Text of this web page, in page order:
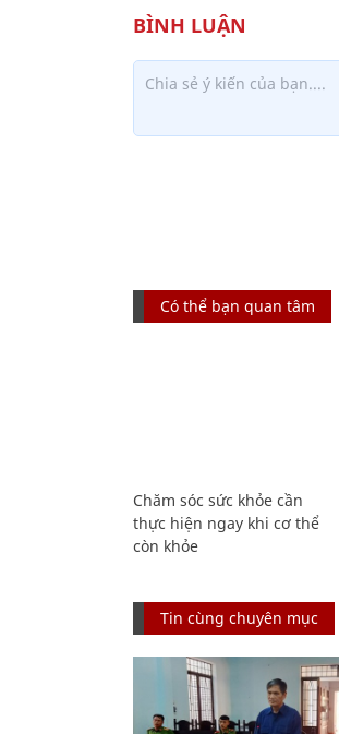
Có thể bạn quan tâm
Chăm sóc sức khỏe cần
thực hiện ngay khi cơ thể
còn khỏe
Tin cùng chuyên mục